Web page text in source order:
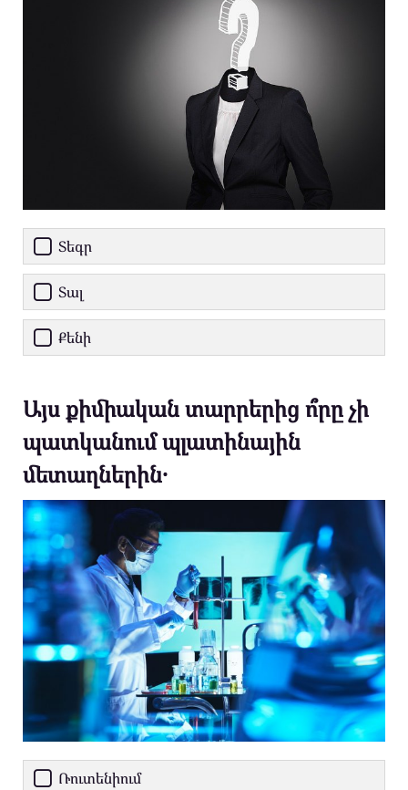
Տեգր
Տալ
Քենի
Այս քիմիական տարրերից ո՞րը չի
պատկանում պլատինային
մետաղներին․
Ռուտենիում